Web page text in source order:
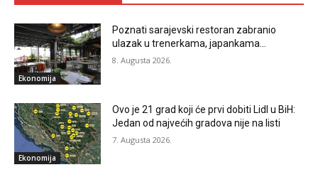
Ekonomija
Poznati sarajevski restoran zabranio
ulazak u trenerkama, japankama…
8. Augusta 2026.
Ekonomija
Ovo je 21 grad koji će prvi dobiti Lidl u BiH:
Jedan od najvećih gradova nije na listi
7. Augusta 2026.